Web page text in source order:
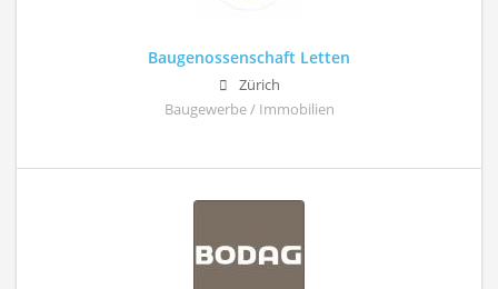
Baugenossenschaft Letten
Zürich
Baugewerbe / Immobilien